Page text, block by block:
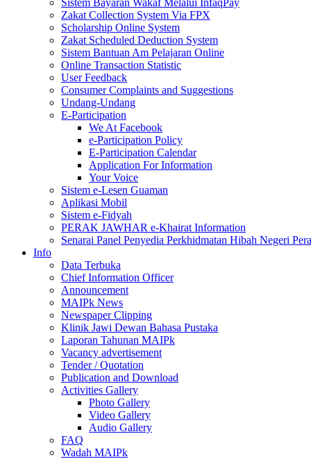
Sistem Bayaran Wakaf Melalui InfaqPay
Zakat Collection System Via FPX
Scholarship Online System
Zakat Scheduled Deduction System
Sistem Bantuan Am Pelajaran Online
Online Transaction Statistic
User Feedback
Consumer Complaints and Suggestions
Undang-Undang
E-Participation
We At Facebook
e-Participation Policy
E-Participation Calendar
Application For Information
Your Voice
Sistem e-Lesen Guaman
Aplikasi Mobil
Sistem e-Fidyah
PERAK JAWHAR e-Khairat Information
Senarai Panel Penyedia Perkhidmatan Hibah Negeri
Info
Data Terbuka
Chief Information Officer
Announcement
MAIPk News
Newspaper Clipping
Klinik Jawi Dewan Bahasa Pustaka
Laporan Tahunan MAIPk
Vacancy advertisement
Tender / Quotation
Publication and Download
Activities Gallery
Photo Gallery
Video Gallery
Audio Gallery
FAQ
Wadah MAIPk